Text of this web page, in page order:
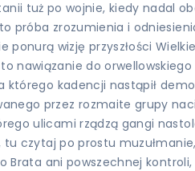
tuż po wojnie, kiedy nadal
próba zrozumienia i
wizję przyszłości
nawiązanie do
którego kadencji nastąpił
przez rozmaite grupy
ulicami rządzą gangi
czytaj po prostu
Brata ani powszechnej